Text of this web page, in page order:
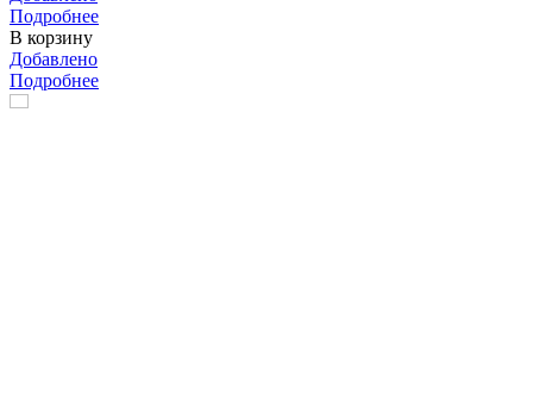
Подробнее
В корзину
Добавлено
Подробнее